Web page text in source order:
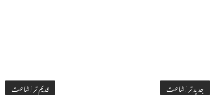
جدید تر اشاعت قدیم تر اشاعت